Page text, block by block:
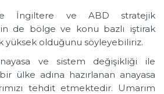
İngiltere ve ABD stratejik
de bölge ve konu bazlı iştirak
yüksek olduğunu söyleyebiliriz.
ve sistem değişikliği ile
ülke adına hazırlanan anayasa
tehdit etmektedir. Umarım